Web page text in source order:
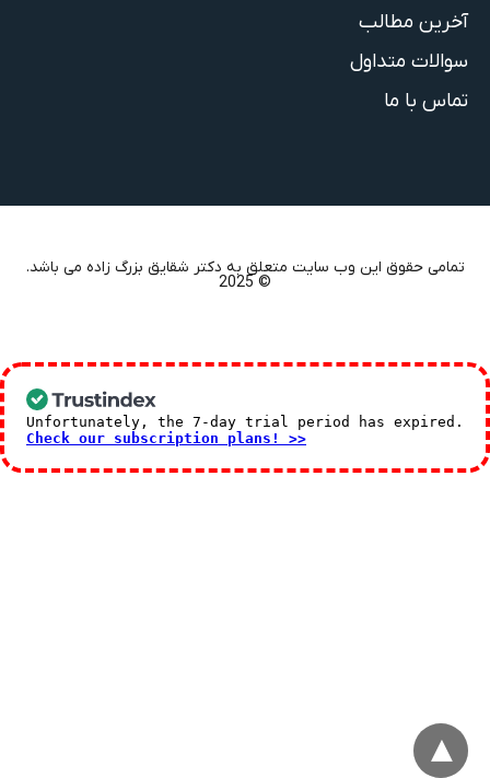
آخرین مطالب
سوالات متداول
تماس با ما
تمامی حقوق این وب سایت متعلق به دکتر شقایق بزرگ زاده می باشد.
© 2025